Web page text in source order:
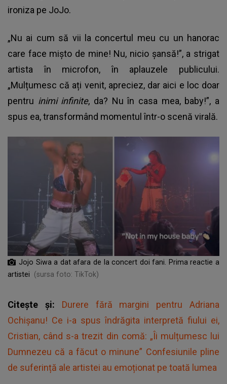
ironiza pe JoJo.
„Nu ai cum să vii la concertul meu cu un hanorac
care face mișto de mine! Nu, nicio șansă!”, a strigat
artista în microfon, în aplauzele publicului.
„Mulțumesc că ați venit, apreciez, dar aici e loc doar
pentru inimi infinite, da? Nu în casa mea, baby!”, a
spus ea, transformând momentul într-o scenă virală.
Jojo Siwa a dat afara de la concert doi fani. Prima reactie a
artistei
(sursa foto: TikTok)
Citește și: Durere fără margini pentru Adriana
Ochișanu! Ce i-a spus îndrăgita interpretă fiului ei,
Cristian, când s-a trezit din comă: „Îi mulțumesc lui
Dumnezeu că a făcut o minune” Confesiunile pline
de suferință ale artistei au emoționat pe toată lumea